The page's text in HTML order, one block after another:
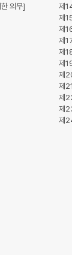
의무]
제
제
제
제
제
제
제
제
제
제
제